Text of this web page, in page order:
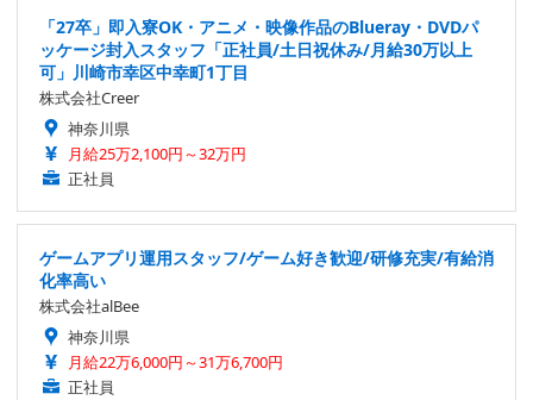
「27卒」即入寮OK・アニメ・映像作品のBlueray・DVDパ
ッケージ封入スタッフ「正社員/土日祝休み/月給30万以上
可」川崎市幸区中幸町1丁目
株式会社Creer
神奈川県
月給25万2,100円～32万円
正社員
ゲームアプリ運用スタッフ/ゲーム好き歓迎/研修充実/有給消
化率高い
株式会社alBee
神奈川県
月給22万6,000円～31万6,700円
正社員